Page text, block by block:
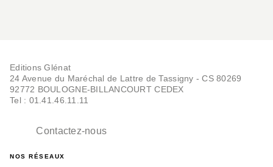
Editions Glénat
24 Avenue du Maréchal de Lattre de Tassigny - CS 80269
92772 BOULOGNE-BILLANCOURT CEDEX
Tel : 01.41.46.11.11
Contactez-nous
NOS RÉSEAUX